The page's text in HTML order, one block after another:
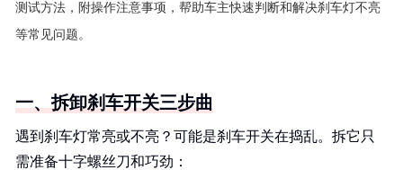
测试方法，附操作注意事项，帮助车主快速判断和解决刹车灯不亮
等常见问题。
一、拆卸刹车开关三步曲
遇到刹车灯常亮或不亮？可能是刹车开关在捣乱。拆它只
需准备十字螺丝刀和巧劲：